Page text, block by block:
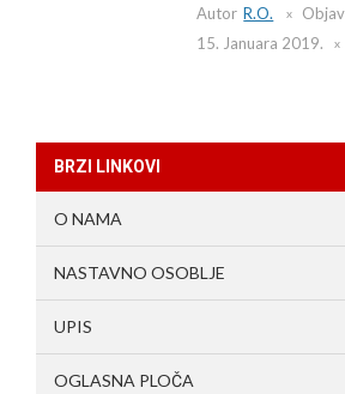
Autor R.O.
15. Januara 2019.
BRZI LINKOVI
O NAMA
NASTAVNO OSOBLJE
UPIS
OGLASNA PLOČA